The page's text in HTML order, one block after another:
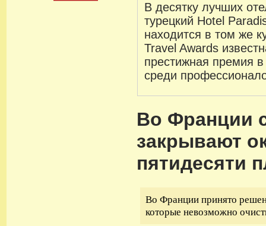
В десятку лучших
турецкий Hotel
находится в том же
Travel Awards
престижная премия в
среди
Во Франции
закрывают
пятидесяти
Во Франции принято
которые невозможно